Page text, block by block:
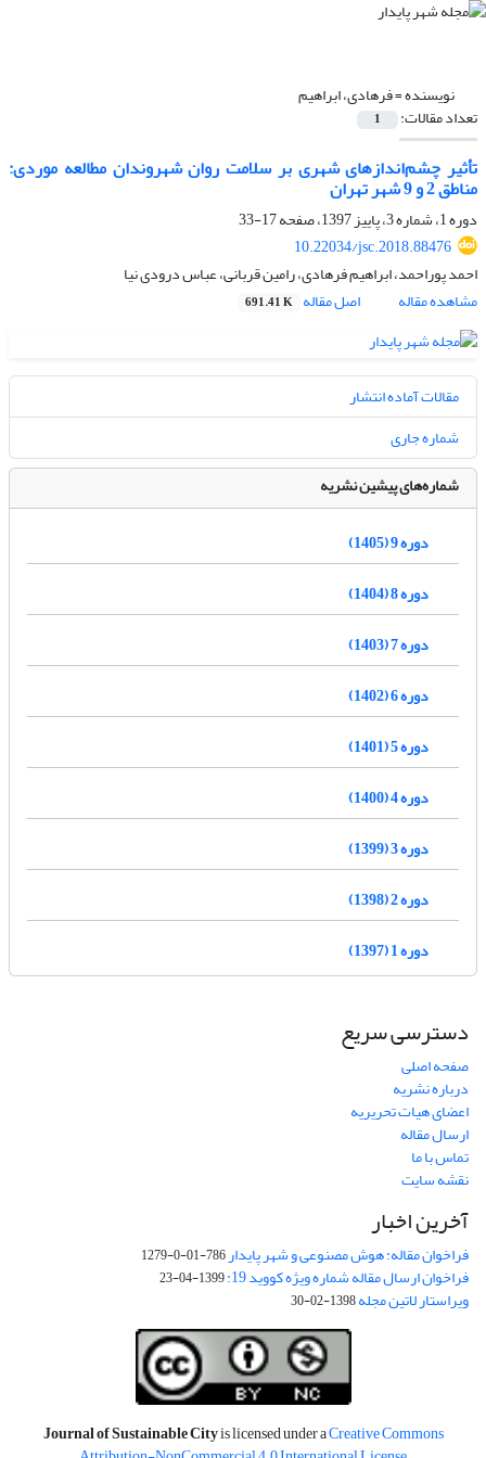
نویسنده =فرهادی، ابراهیم
تعداد مقالات: 1
تأثیر چشم‌اندازهای شهری بر سلامت روان شهروندان مطالعه موردی:
مناطق 2 و 9 شهر تهران
دوره 1، شماره 3، پاییز 1397، صفحه
17-33
10.22034/jsc.2018.88476
احمد پوراحمد، ابراهیم فرهادی، رامین قربانی، عباس درودی نیا
مشاهده مقاله
اصل مقاله 691.41 K
مقالات آماده انتشار
شماره جاری
شماره‌های پیشین نشریه
دوره 9 (1405)
دوره 8 (1404)
دوره 7 (1403)
دوره 6 (1402)
دوره 5 (1401)
دوره 4 (1400)
دوره 3 (1399)
دوره 2 (1398)
دوره 1 (1397)
دسترسی سریع
صفحه اصلی
درباره نشریه
اعضای هیات تحریریه
ارسال مقاله
تماس با ما
نقشه سایت
آخرین اخبار
فراخوان مقاله: هوش مصنوعی و شهر پایدار786-01-0-1279
فراخوان ارسال مقاله شماره ویژه کووید 19: 1399-04-23
ویراستار لاتین مجله1398-02-30
Journal of Sustainable Cityis licensed under aCreative Commons